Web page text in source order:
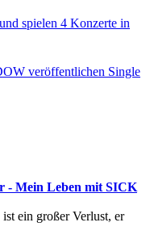
spielen 4 Konzerte in
veröffentlichen Single
- Mein Leben mit SICK
ein großer Verlust, er